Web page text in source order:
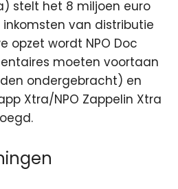
stelt het 8 miljoen euro
van distributie
opzet wordt NPO Doc
moeten voortaan
ondergebracht) en
Xtra/NPO Zappelin Xtra